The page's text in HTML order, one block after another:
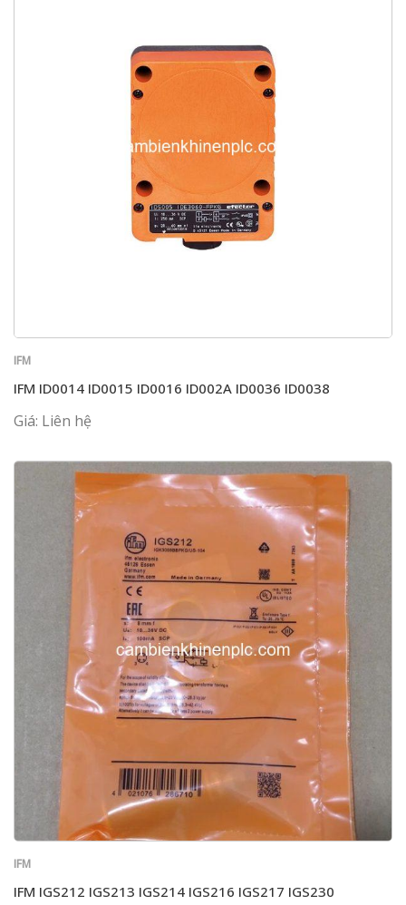
IFM
IFM ID0014 ID0015 ID0016 ID002A ID0036 ID0038
Giá: Liên hệ
IFM
IFM IGS212 IGS213 IGS214 IGS216 IGS217 IGS230